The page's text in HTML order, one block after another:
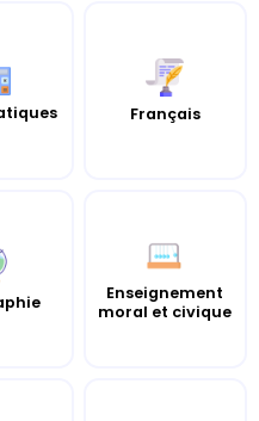
Français
Enseignement
moral et civique